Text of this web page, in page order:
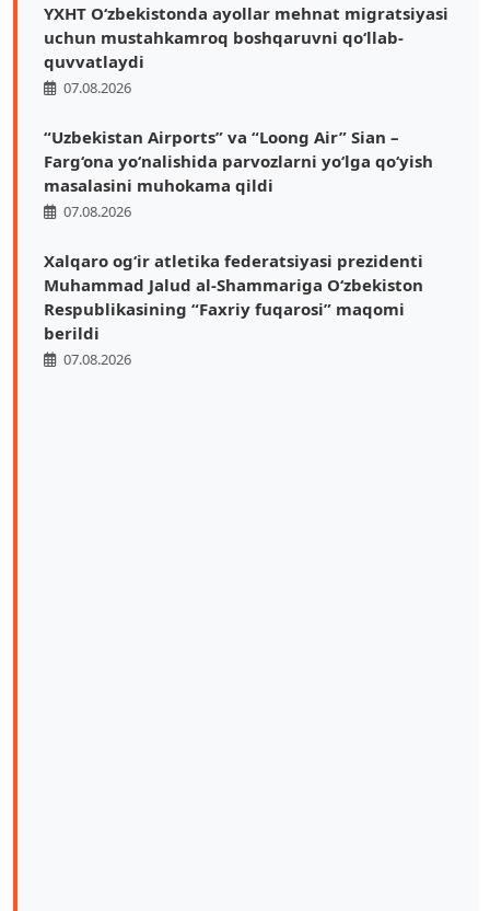
YXHT O‘zbekistonda ayollar mehnat migratsiyasi
uchun mustahkamroq boshqaruvni qo‘llab-
quvvatlaydi
07.08.2026
“Uzbekistan Airports” va “Loong Air” Sian –
Farg‘ona yo‘nalishida parvozlarni yo‘lga qo‘yish
masalasini muhokama qildi
07.08.2026
Xalqaro ogʻir atletika federatsiyasi prezidenti
Muhammad Jalud al-Shammariga Oʻzbekiston
Respublikasining “Faxriy fuqarosi” maqomi
berildi
07.08.2026